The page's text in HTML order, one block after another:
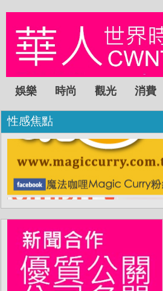
娛樂 時尚 觀光 消費
性感焦點